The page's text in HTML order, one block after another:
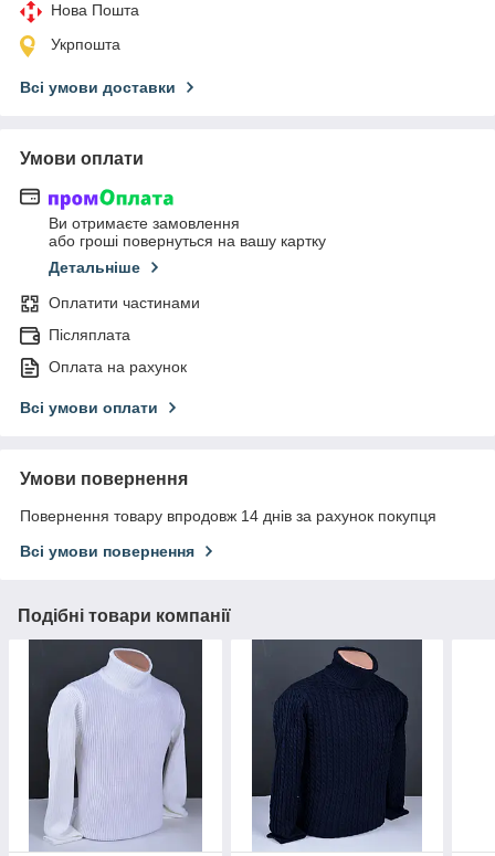
Нова Пошта
Укрпошта
Всі умови доставки
Умови оплати
Ви отримаєте замовлення
або гроші повернуться на вашу картку
Детальніше
Оплатити частинами
Післяплата
Оплата на рахунок
Всі умови оплати
Умови повернення
Повернення товару впродовж 14 днів за рахунок покупця
Всі умови повернення
Подібні товари компанії